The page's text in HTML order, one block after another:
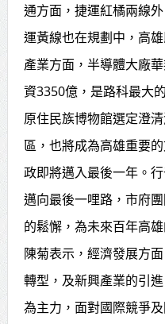
邁、運動部長李
高雄東照山關
法比賽 圓滿落幕
不對稱戰力
蔣萬安再拋出
邁組閣
賴總統肯定「
圍者 允諾完善支
通方面，捷運紅橘兩線
運黃線也在規劃中，高
產業方面，半導體大廠
資3350億，是路科最大
原住民族博物館選定澄
區，也將成為高雄重要
政即將邁入最後一年。
邁向最後一哩路，市府
的鬆懈，為未來百年高
陳菊表示，經濟發展方
轉型，及新興產業的引
為主力，面對國際競爭